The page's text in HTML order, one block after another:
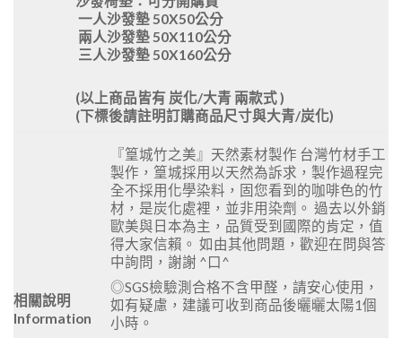
一人沙發墊 50X50公分
兩人沙發墊 50X110公分
三人沙發墊 50X160公分
(以上商品皆有 炭化/大青 兩款式 )
(下標後請註明訂購商品尺寸與大青/炭化)
相關說明
Information
『篁城竹之美』天然素材製作 台灣竹材手工
製作，篁城採用以天然為訴求，製作過程完
全不採用化學染料，固您看到的咖啡色的竹
材，是炭化處裡，並非用染劑。 過去以外銷
歐美與日本為主，品質受到國際的肯定，值
得大家信賴。 如由其他問題，歡迎在問與答
中詢問，謝謝 ^口^
◎SGS檢驗測合格不含甲醛，請安心使用，
如有疑慮，建議可收到商品後曬曬太陽1個
小時。